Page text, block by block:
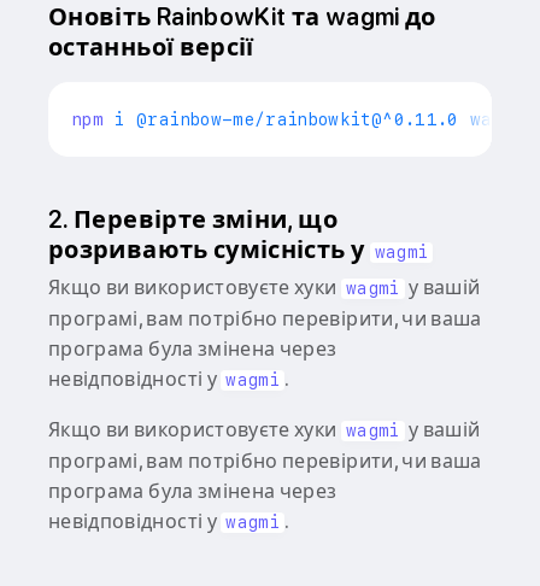
Оновіть RainbowKit та wagmi до
останньої версії
npm
2. Перевірте зміни, що
розривають сумісність у wagmi
Якщо ви використовуєте хуки wagmi
у вашій
програмі, вам потрібно перевірити, чи ваша
програма була змінена через
невідповідності у wagmi .
Якщо ви використовуєте хуки wagmi
у вашій
програмі, вам потрібно перевірити, чи ваша
програма була змінена через
невідповідності у wagmi .